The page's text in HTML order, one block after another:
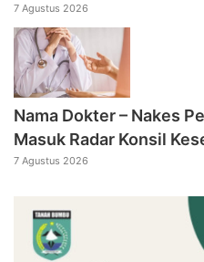
7 Agustus 2026
Nama Dokter – Nakes
Masuk Radar Konsil
7 Agustus 2026